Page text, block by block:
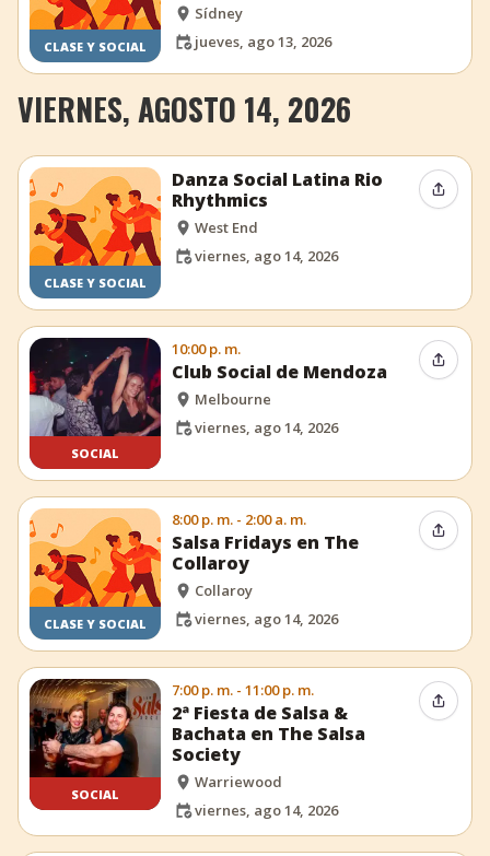
CLASE Y SOCIAL
Sídney
jueves, ago 13, 2026
VIERNES, AGOSTO 14, 2026
CLASE Y SOCIAL
Danza Social Latina Rio
Rhythmics
West End
viernes, ago 14, 2026
SOCIAL
10:00 p. m.
Club Social de Mendoza
Melbourne
viernes, ago 14, 2026
CLASE Y SOCIAL
8:00 p. m. - 2:00 a. m.
Salsa Fridays en The
Collaroy
Collaroy
viernes, ago 14, 2026
SOCIAL
7:00 p. m. - 11:00 p. m.
2ª Fiesta de Salsa &
Bachata en The Salsa
Society
Warriewood
viernes, ago 14, 2026